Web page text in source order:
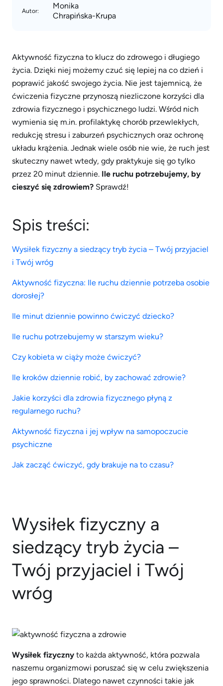
Autor:
Monika
Chrapińska-Krupa
Aktywność fizyczna to klucz do zdrowego i długiego
życia. Dzięki niej możemy czuć się lepiej na co dzień i
poprawić jakość swojego życia. Nie jest tajemnicą, że
ćwiczenia fizyczne przynoszą niezliczone korzyści dla
zdrowia fizycznego i psychicznego ludzi. Wśród nich
wymienia się m.in. profilaktykę chorób przewlekłych,
redukcję stresu i zaburzeń psychicznych oraz ochronę
układu krążenia. Jednak wiele osób nie wie, że ruch jest
skuteczny nawet wtedy, gdy praktykuje się go tylko
przez 20 minut dziennie. Ile ruchu potrzebujemy, by
cieszyć się zdrowiem? Sprawdź!
Spis treści:
Wysiłek fizyczny a siedzący tryb życia – Twój przyjaciel
i Twój wróg
Aktywność fizyczna: Ile ruchu dziennie potrzeba osobie
dorosłej?
Ile minut dziennie powinno ćwiczyć dziecko?
Ile ruchu potrzebujemy w starszym wieku?
Czy kobieta w ciąży może ćwiczyć?
Ile kroków dziennie robić, by zachować zdrowie?
Jakie korzyści dla zdrowia fizycznego płyną z
regularnego ruchu?
Aktywność fizyczna i jej wpływ na samopoczucie
psychiczne
Jak zacząć ćwiczyć, gdy brakuje na to czasu?
Wysiłek fizyczny a
siedzący tryb życia –
Twój przyjaciel i Twój
wróg
Wysiłek fizyczny to każda aktywność, która pozwala
naszemu organizmowi poruszać się w celu zwiększenia
jego sprawności. Dlatego nawet czynności takie jak